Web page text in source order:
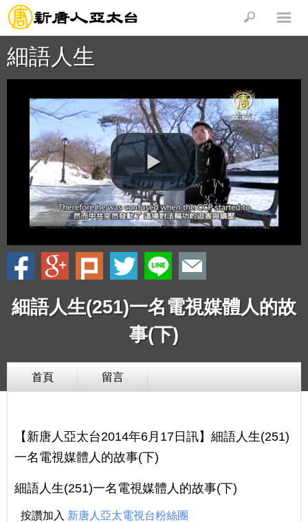
細語人生
細語人生(251)一名電視媒體人的故
事(下)
首頁 留言
【新唐人亞太台2014年6月17日訊】細語人生(251)
一名電視媒體人的故事(下)
細語人生(251)一名電視媒體人的故事(下)
按讚加入 新唐人亞太電視台粉絲團